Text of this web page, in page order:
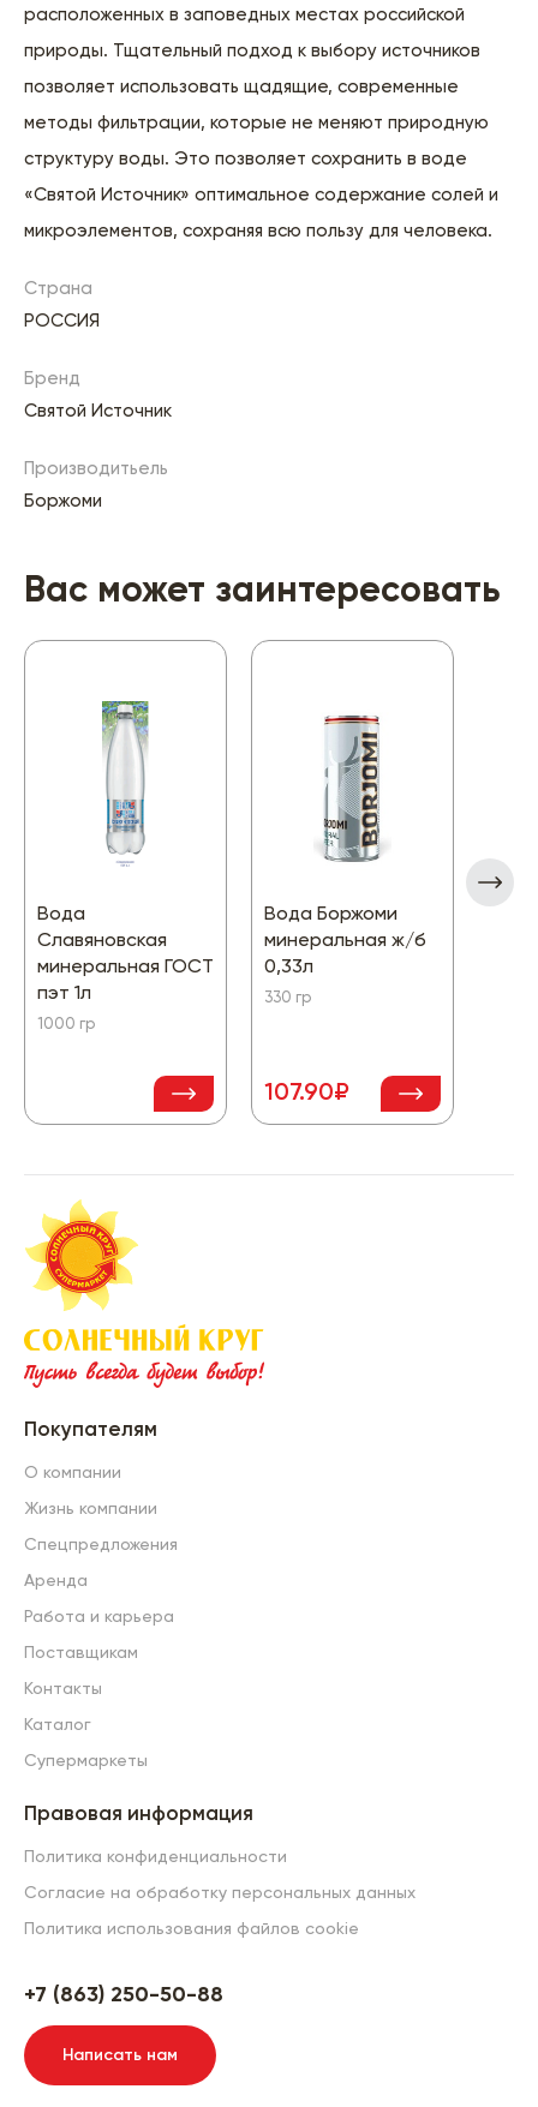
расположенных в заповедных местах российской
природы. Тщательный подход к выбору источников
позволяет использовать щадящие, современные
методы фильтрации, которые не меняют природную
структуру воды. Это позволяет сохранить в воде
«Святой Источник» оптимальное содержание солей и
микроэлементов, сохраняя всю пользу для человека.
Страна
РОССИЯ
Бренд
Святой Источник
Производитьель
Боржоми
Вас может заинтересовать
Вода
Славяновская
минеральная ГОСТ
пэт 1л
1000 гр
Вода Боржоми
минеральная ж/б
0,33л
330 гр
107.90₽
Покупателям
О компании
Жизнь компании
Спецпредложения
Аренда
Работа и карьера
Поставщикам
Контакты
Каталог
Супермаркеты
Правовая информация
Политика конфиденциальности
Согласие на обработку персональных данных
Политика использования файлов cookie
+7 (863) 250-50-88
Написать нам